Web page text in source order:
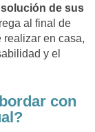
de sus
al final de
en casa,
y el
con